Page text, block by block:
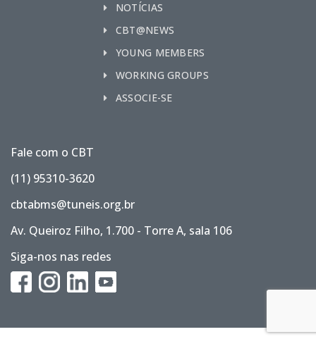
NOTÍCIAS
CBT@NEWS
YOUNG MEMBERS
WORKING GROUPS
ASSOCIE-SE
Fale com o CBT
(11) 95310-3620
cbtabms@tuneis.org.br
Av. Queiroz Filho, 1.700 - Torre A, sala 106
Siga-nos nas redes